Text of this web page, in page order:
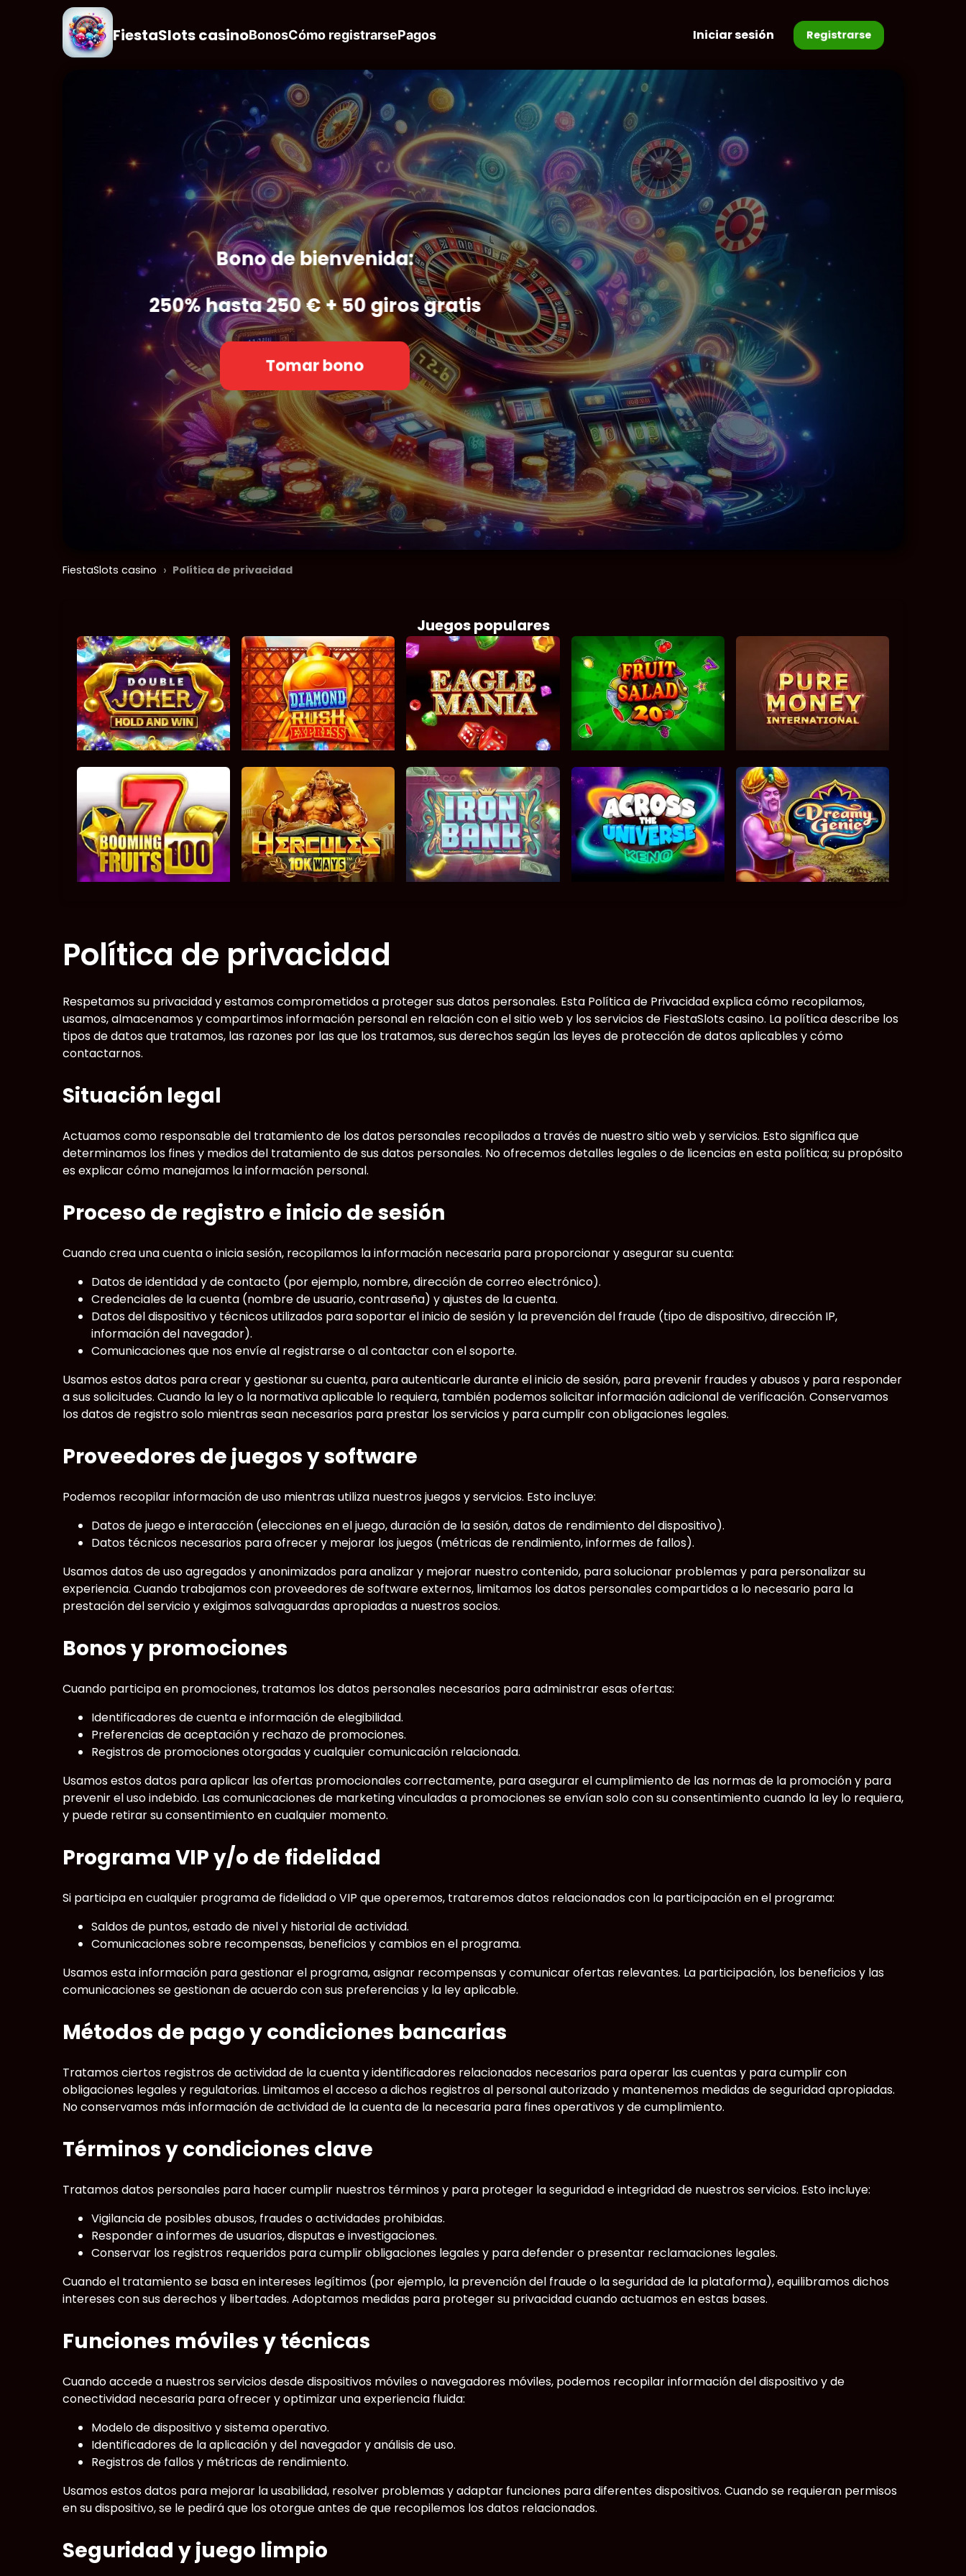
FiestaSlots casinoBonosCómo registrarsePagos Iniciar sesión Registrarse
Bono de bienvenida:
250% hasta 250 € + 50 giros gratis
Tomar bono
FiestaSlots casino › Política de privacidad
Juegos populares
Política de privacidad
Respetamos su privacidad y estamos comprometidos a proteger sus datos personales. Esta Política de Privacidad explica cómo recopilamos,
usamos, almacenamos y compartimos información personal en relación con el sitio web y los servicios de FiestaSlots casino. La política describe los
tipos de datos que tratamos, las razones por las que los tratamos, sus derechos según las leyes de protección de datos aplicables y cómo
contactarnos.
Situación legal
Actuamos como responsable del tratamiento de los datos personales recopilados a través de nuestro sitio web y servicios. Esto significa que
determinamos los fines y medios del tratamiento de sus datos personales. No ofrecemos detalles legales o de licencias en esta política; su propósito
es explicar cómo manejamos la información personal.
Proceso de registro e inicio de sesión
Cuando crea una cuenta o inicia sesión, recopilamos la información necesaria para proporcionar y asegurar su cuenta:
Datos de identidad y de contacto (por ejemplo, nombre, dirección de correo electrónico).
Credenciales de la cuenta (nombre de usuario, contraseña) y ajustes de la cuenta.
Datos del dispositivo y técnicos utilizados para soportar el inicio de sesión y la prevención del fraude (tipo de dispositivo, dirección IP,
información del navegador).
Comunicaciones que nos envíe al registrarse o al contactar con el soporte.
Usamos estos datos para crear y gestionar su cuenta, para autenticarle durante el inicio de sesión, para prevenir fraudes y abusos y para responder
a sus solicitudes. Cuando la ley o la normativa aplicable lo requiera, también podemos solicitar información adicional de verificación. Conservamos
los datos de registro solo mientras sean necesarios para prestar los servicios y para cumplir con obligaciones legales.
Proveedores de juegos y software
Podemos recopilar información de uso mientras utiliza nuestros juegos y servicios. Esto incluye:
Datos de juego e interacción (elecciones en el juego, duración de la sesión, datos de rendimiento del dispositivo).
Datos técnicos necesarios para ofrecer y mejorar los juegos (métricas de rendimiento, informes de fallos).
Usamos datos de uso agregados y anonimizados para analizar y mejorar nuestro contenido, para solucionar problemas y para personalizar su
experiencia. Cuando trabajamos con proveedores de software externos, limitamos los datos personales compartidos a lo necesario para la
prestación del servicio y exigimos salvaguardas apropiadas a nuestros socios.
Bonos y promociones
Cuando participa en promociones, tratamos los datos personales necesarios para administrar esas ofertas:
Identificadores de cuenta e información de elegibilidad.
Preferencias de aceptación y rechazo de promociones.
Registros de promociones otorgadas y cualquier comunicación relacionada.
Usamos estos datos para aplicar las ofertas promocionales correctamente, para asegurar el cumplimiento de las normas de la promoción y para
prevenir el uso indebido. Las comunicaciones de marketing vinculadas a promociones se envían solo con su consentimiento cuando la ley lo requiera,
y puede retirar su consentimiento en cualquier momento.
Programa VIP y/o de fidelidad
Si participa en cualquier programa de fidelidad o VIP que operemos, trataremos datos relacionados con la participación en el programa:
Saldos de puntos, estado de nivel y historial de actividad.
Comunicaciones sobre recompensas, beneficios y cambios en el programa.
Usamos esta información para gestionar el programa, asignar recompensas y comunicar ofertas relevantes. La participación, los beneficios y las
comunicaciones se gestionan de acuerdo con sus preferencias y la ley aplicable.
Métodos de pago y condiciones bancarias
Tratamos ciertos registros de actividad de la cuenta y identificadores relacionados necesarios para operar las cuentas y para cumplir con
obligaciones legales y regulatorias. Limitamos el acceso a dichos registros al personal autorizado y mantenemos medidas de seguridad apropiadas.
No conservamos más información de actividad de la cuenta de la necesaria para fines operativos y de cumplimiento.
Términos y condiciones clave
Tratamos datos personales para hacer cumplir nuestros términos y para proteger la seguridad e integridad de nuestros servicios. Esto incluye:
Vigilancia de posibles abusos, fraudes o actividades prohibidas.
Responder a informes de usuarios, disputas e investigaciones.
Conservar los registros requeridos para cumplir obligaciones legales y para defender o presentar reclamaciones legales.
Cuando el tratamiento se basa en intereses legítimos (por ejemplo, la prevención del fraude o la seguridad de la plataforma), equilibramos dichos
intereses con sus derechos y libertades. Adoptamos medidas para proteger su privacidad cuando actuamos en estas bases.
Funciones móviles y técnicas
Cuando accede a nuestros servicios desde dispositivos móviles o navegadores móviles, podemos recopilar información del dispositivo y de
conectividad necesaria para ofrecer y optimizar una experiencia fluida:
Modelo de dispositivo y sistema operativo.
Identificadores de la aplicación y del navegador y análisis de uso.
Registros de fallos y métricas de rendimiento.
Usamos estos datos para mejorar la usabilidad, resolver problemas y adaptar funciones para diferentes dispositivos. Cuando se requieran permisos
en su dispositivo, se le pedirá que los otorgue antes de que recopilemos los datos relacionados.
Seguridad y juego limpio